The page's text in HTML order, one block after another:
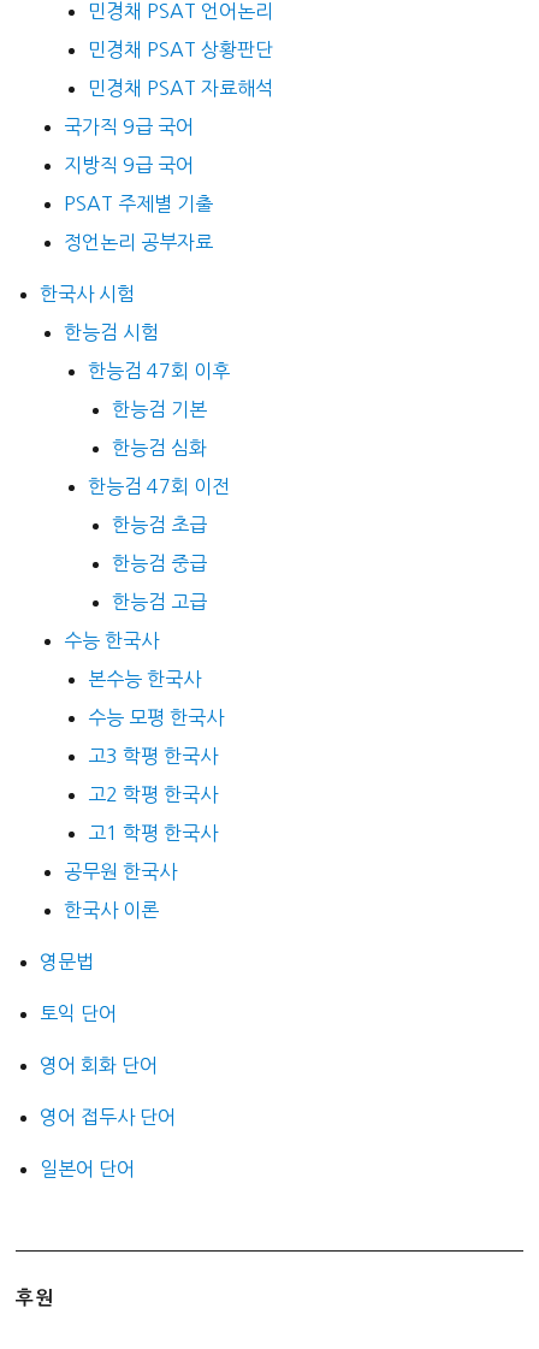
민경채 PSAT 언어논리
민경채 PSAT 상황판단
민경채 PSAT 자료해석
국가직 9급 국어
지방직 9급 국어
PSAT 주제별 기출
정언논리 공부자료
한국사 시험
한능검 시험
한능검 47회 이후
한능검 기본
한능검 심화
한능검 47회 이전
한능검 초급
한능검 중급
한능검 고급
수능 한국사
본수능 한국사
수능 모평 한국사
고3 학평 한국사
고2 학평 한국사
고1 학평 한국사
공무원 한국사
한국사 이론
영문법
토익 단어
영어 회화 단어
영어 접두사 단어
일본어 단어
후원